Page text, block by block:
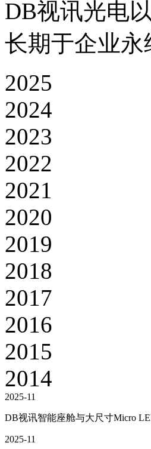
DB视讯光电以
长期于企业永
2025
2024
2023
2022
2021
2020
2019
2018
2017
2016
2015
2014
2025-11
DB视讯智能座舱与大尺寸Micro
2025-11